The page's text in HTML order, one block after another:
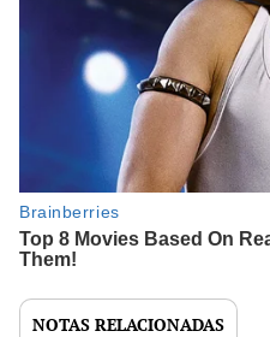
NOTAS RELACIONADAS